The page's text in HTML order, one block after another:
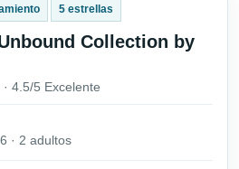
5 estrellas
Collection by
4.5/5 Excelente
· 2 adultos